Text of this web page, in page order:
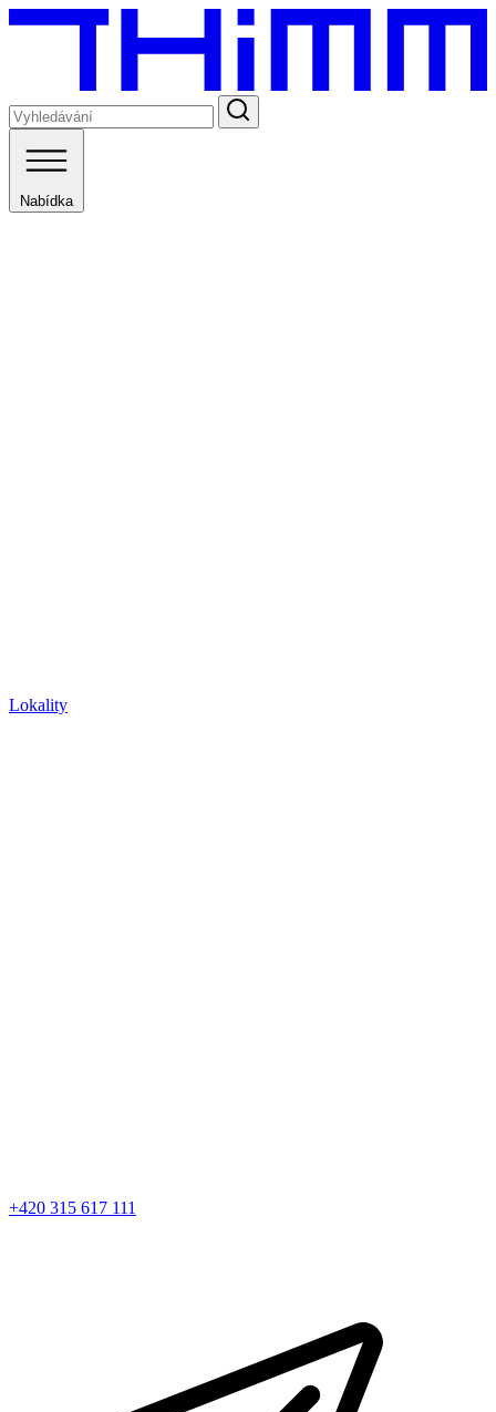
Nabídka
Lokality
+420 315 617 111